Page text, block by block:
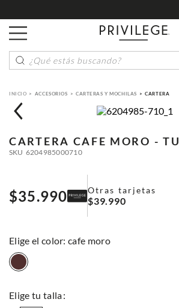
¿Qué estás buscando?
ACCESORIOS CARTERAS Y MOCHILAS CARTERA
CARTERA CAFE MORO - TU
SKU 6204985000710
$35.990 Otras tarjetas
$39.990
: cafe moro